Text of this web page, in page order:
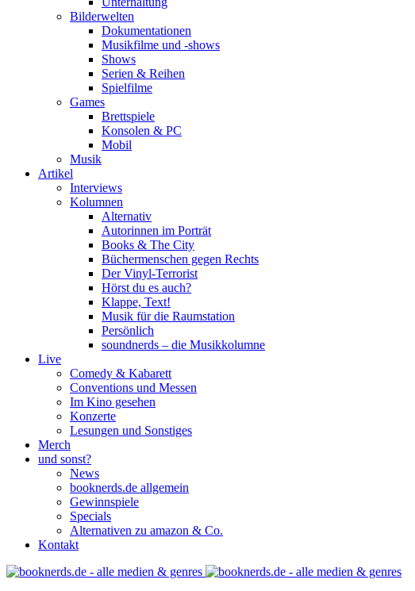
Bilderwelten
Dokumentationen
Musikfilme und -shows
Shows
Serien & Reihen
Spielfilme
Games
Brettspiele
Konsolen & PC
Mobil
Musik
Artikel
Interviews
Kolumnen
Alternativ
Autorinnen im Porträt
Books & The City
Büchermenschen gegen Rechts
Der Vinyl-Terrorist
Hörst du es auch?
Klappe, Text!
Musik für die Raumstation
Persönlich
soundnerds – die Musikkolumne
Live
Comedy & Kabarett
Conventions und Messen
Im Kino gesehen
Konzerte
Lesungen und Sonstiges
Merch
und sonst?
News
booknerds.de allgemein
Gewinnspiele
Specials
Alternativen zu amazon & Co.
Kontakt